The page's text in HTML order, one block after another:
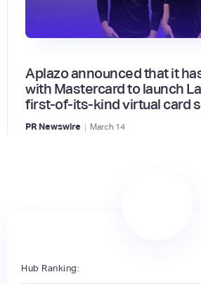
Aplazo announced that it
with Mastercard to launch
first-of-its-kind virtual card
PR Newswire | March 14
Hub Ranking: